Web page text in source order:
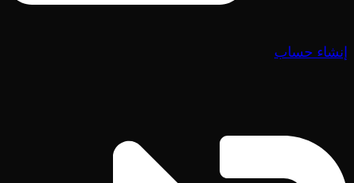
إنشاء حساب